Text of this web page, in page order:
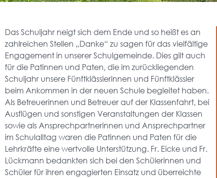
Das Schuljahr neigt sich dem Ende und so heißt es an
zahlreichen Stellen „Danke“ zu sagen für das vielfältige
Engagement in unserer Schulgemeinde. Dies gilt auch
für die Patinnen und Paten, die im zurückliegenden
Schuljahr unsere Fünftklässlerinnen und Fünftklässler
beim Ankommen in der neuen Schule begleitet haben.
Als Betreuerinnen und Betreuer auf der Klassenfahrt, bei
Ausflügen und sonstigen Veranstaltungen der Klassen
sowie als Ansprechpartnerinnen und Ansprechpartner
im Schulalltag waren die Patinnen und Paten für die
Lehrkräfte eine wertvolle Unterstützung. Fr. Eicke und Fr.
Lückmann bedankten sich bei den Schülerinnen und
Schüler für ihren engagierten Einsatz und überreichte